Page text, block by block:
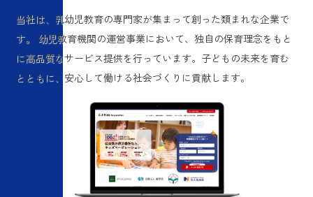
当社は、乳幼児教育の専門家が集まって創った類まれな企業で
す。 幼児教育機関の運営事業において、独自の保育理念をもと
に高品質なサービス提供を行っています。子どもの未来を育む
とともに、安心して働ける社会づくりに貢献します。